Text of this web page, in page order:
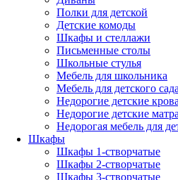
Полки для детской
Детские комоды
Шкафы и стеллажи
Письменные столы
Школьные стулья
Мебель для школьника
Мебель для детского сада
Недорогие детские
Недорогие детские
Недорогая мебель для
Шкафы
Шкафы 1-створчатые
Шкафы 2-створчатые
Шкафы 3-створчатые